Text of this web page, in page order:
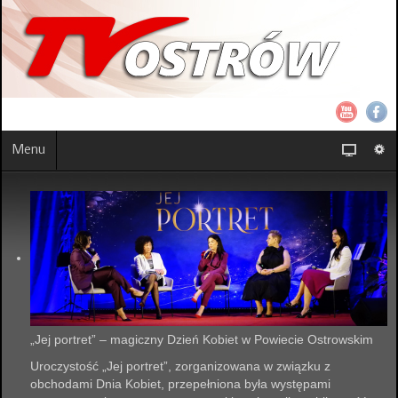
Menu
„Jej portret” – magiczny Dzień Kobiet w Powiecie Ostrowskim
Uroczystość „Jej portret”, zorganizowana w związku z
obchodami Dnia Kobiet, przepełniona była występami